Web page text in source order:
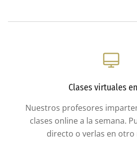
Clases virtuales
Nuestros profesores
clases online a la semana.
directo o verlas en